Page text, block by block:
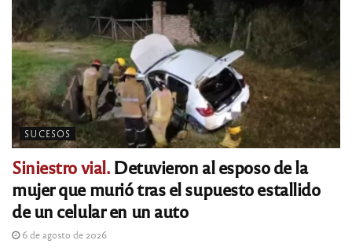
SUCESOS
Siniestro vial.Detuvieron al esposo de la
mujer que murió tras el supuesto estallido
de un celular en un auto
6 de agosto de 2026